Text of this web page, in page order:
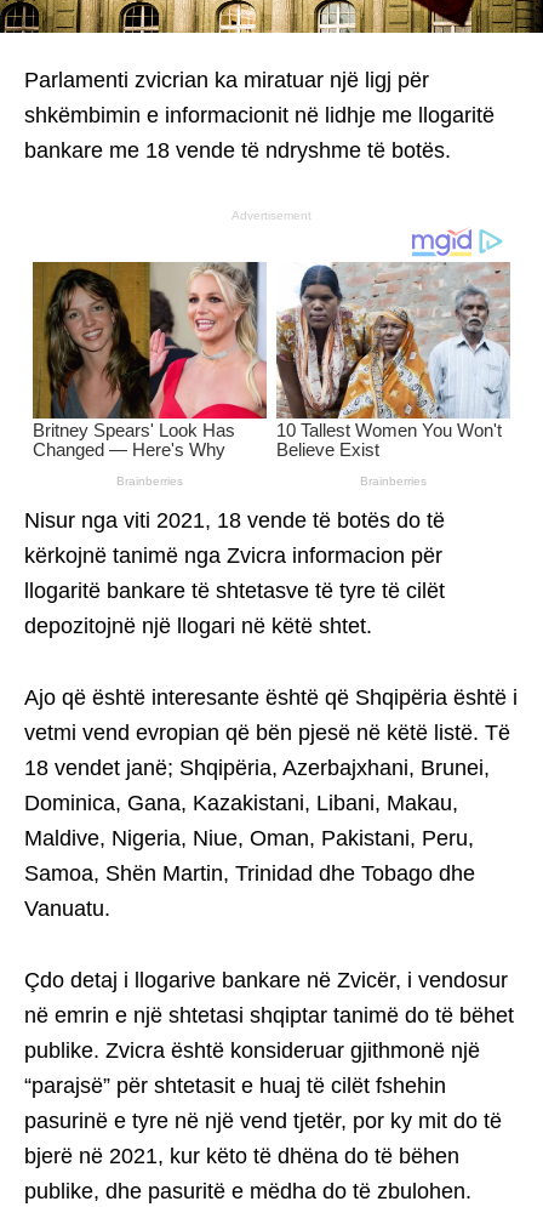
Parlamenti zvicrian ka miratuar një ligj për
shkëmbimin e informacionit në lidhje me llogaritë
bankare me 18 vende të ndryshme të botës.
Advertisement
Nisur nga viti 2021, 18 vende të botës do të
kërkojnë tanimë nga Zvicra informacion për
llogaritë bankare të shtetasve të tyre të cilët
depozitojnë një llogari në këtë shtet.
Ajo që është interesante është që Shqipëria është i
vetmi vend evropian që bën pjesë në këtë listë. Të
18 vendet janë; Shqipëria, Azerbajxhani, Brunei,
Dominica, Gana, Kazakistani, Libani, Makau,
Maldive, Nigeria, Niue, Oman, Pakistani, Peru,
Samoa, Shën Martin, Trinidad dhe Tobago dhe
Vanuatu.
Çdo detaj i llogarive bankare në Zvicër, i vendosur
në emrin e një shtetasi shqiptar tanimë do të bëhet
publike. Zvicra është konsideruar gjithmonë një
“parajsë” për shtetasit e huaj të cilët fshehin
pasurinë e tyre në një vend tjetër, por ky mit do të
bjerë në 2021, kur këto të dhëna do të bëhen
publike, dhe pasuritë e mëdha do të zbulohen.